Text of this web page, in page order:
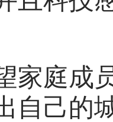
庭成员
自己的